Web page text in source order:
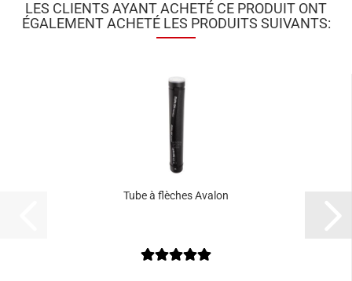
LES CLIENTS AYANT ACHETÉ CE PRODUIT ONT
ÉGALEMENT ACHETÉ LES PRODUITS SUIVANTS:
Tube à flèches Avalon